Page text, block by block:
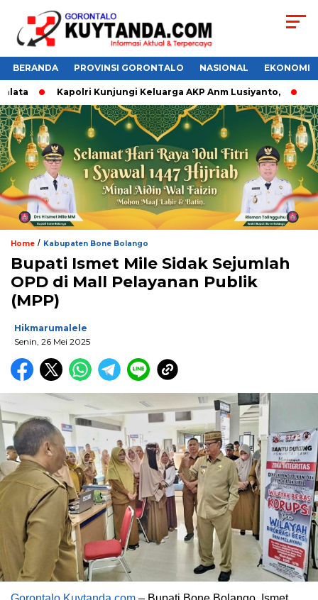
BERANDA PROVINSI GORONTALO NASIONAL EKONOMI
Kapolri Kunjungi Keluarga AKP Anm Lusiyanto,
Home / Kabupaten Bone Bolango
Bupati Ismet Mile Sidak Sejumlah
OPD di Mall Pelayanan Publik
(MPP)
Hikmarumalele
Senin, 26 Mei 2025